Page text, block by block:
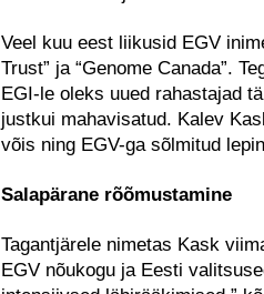
Veel kuu eest liikusid EGV
Trust” ja “Genome Canada”.
EGI-le oleks uued rahastajad
justkui mahavisatud. Kalev
võis ning EGV-ga sõlmitud
Salapärane rõõmustamine
Tagantjärele nimetas Kask
EGV nõukogu ja Eesti